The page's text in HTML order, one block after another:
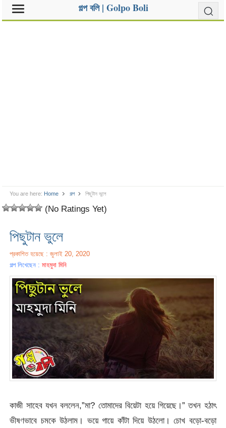
গল্প বলি | Golpo Boli
You are here: Home গল্প পিছুটান ভুলে
(No Ratings Yet)
পিছুটান ভুলে
প্রকাশিত হয়েছে : জুলাই 20, 2020
গল্প লিখেছেন :মাহমুদা মিনি
কাজী সাহেব যখন বললেন,”মা? তোমাদের বিয়েটা হয়ে গিয়েছে।” তখন হঠাৎ
ভীষণভাবে চমকে উঠলাম। ভয়ে গায়ে কাঁটা দিয়ে উঠলো। চোখ বড়ো-বড়ো